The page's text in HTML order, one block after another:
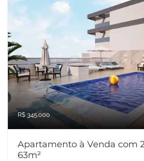
R$ 345.000
Apartamento à Venda com
63m²